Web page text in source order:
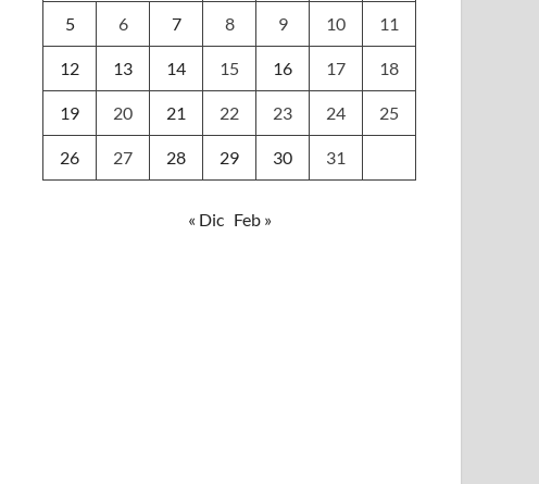
5 6 7 8 9 10 11
12 13 14 15 16 17 18
19 20 21 22 23 24 25
26 27 28 29 30 31
« Dic Feb »